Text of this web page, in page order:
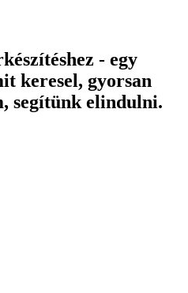
- egy
keresel, gyorsan
segítünk elindulni.